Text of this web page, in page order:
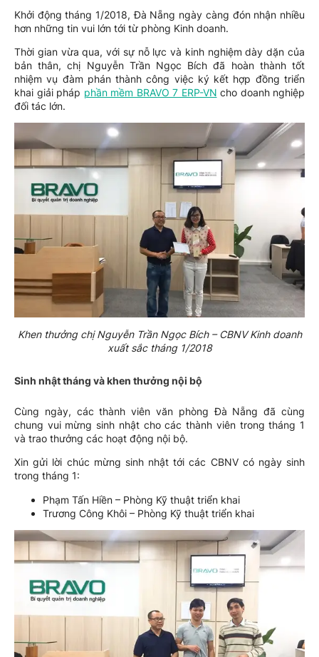
Khởi động tháng 1/2018, Đà Nẵng ngày càng đón nhận nhiều
hơn những tin vui lớn tới từ phòng Kinh doanh.
Thời gian vừa qua, với sự nỗ lực và kinh nghiệm dày dặn của
bản thân, chị Nguyễn Trần Ngọc Bích đã hoàn thành tốt
nhiệm vụ đàm phán thành công việc ký kết hợp đồng triển
khai giải pháp phần mềm BRAVO 7 ERP-VN cho doanh nghiệp
đối tác lớn.
Khen thưởng chị Nguyễn Trần Ngọc Bích – CBNV Kinh doanh
xuất sắc tháng 1/2018
Sinh nhật tháng và khen thưởng nội bộ
Cùng ngày, các thành viên văn phòng Đà Nẵng đã cùng
chung vui mừng sinh nhật cho các thành viên trong tháng 1
và trao thưởng các hoạt động nội bộ.
Xin gửi lời chúc mừng sinh nhật tới các CBNV có ngày sinh
trong tháng 1:
Phạm Tấn Hiền – Phòng Kỹ thuật triển khai
Trương Công Khôi – Phòng Kỹ thuật triển khai